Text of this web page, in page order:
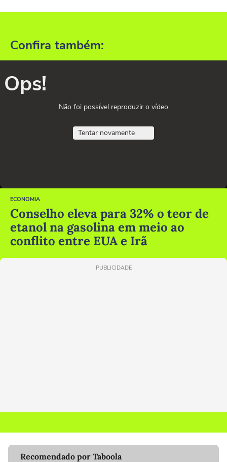
Confira também:
Ops!
Não foi possível reproduzir o vídeo
Tentar novamente
ECONOMIA
Conselho eleva para 32% o teor de
etanol na gasolina em meio ao
conflito entre EUA e Irã
PUBLICIDADE
Recomendado por Taboola